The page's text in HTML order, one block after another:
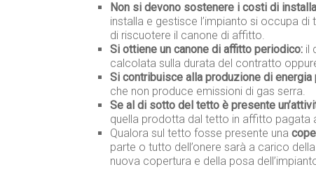
Non si devono sostenere i costi di
installa e gestisce l’impianto si occupa
di riscuotere il canone di affitto.
Si ottiene un canone di affitto periodico: il
calcolata sulla durata del contratto
Si contribuisce alla produzione di energia
che non produce emissioni di gas serra.
Se al di sotto del tetto è presente
quella prodotta dal tetto in affitto pagata
Qualora sul tetto fosse presente una
parte o tutto dell’onere sarà a carico
nuova copertura e della posa